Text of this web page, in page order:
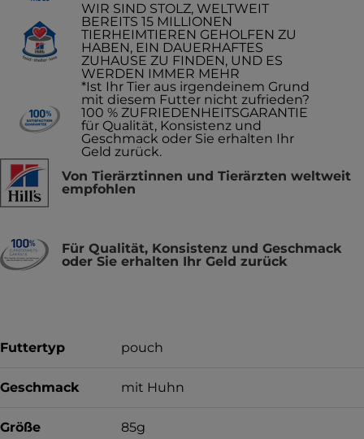
WIR SIND STOLZ, WELTWEIT
BEREITS 15 MILLIONEN
TIERHEIMTIEREN GEHOLFEN ZU
HABEN, EIN DAUERHAFTES
ZUHAUSE ZU FINDEN, UND ES
WERDEN IMMER MEHR
*Ist Ihr Tier aus irgendeinem Grund
mit diesem Futter nicht zufrieden?
100 % ZUFRIEDENHEITSGARANTIE
für Qualität, Konsistenz und
Geschmack oder Sie erhalten Ihr
Geld zurück.
Von Tierärztinnen und Tierärzten weltweit
empfohlen
Für Qualität, Konsistenz und Geschmack
oder Sie erhalten Ihr Geld zurück
Futtertyp pouch
Geschmack mit Huhn
Größe 85g